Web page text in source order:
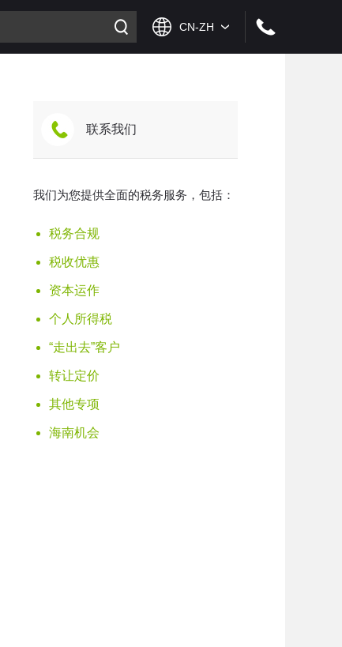
联系我们
我们为您提供全面的税务服务，包括：
税务合规
税收优惠
资本运作
个人所得税
“走出去”客户
转让定价
其他专项
海南机会